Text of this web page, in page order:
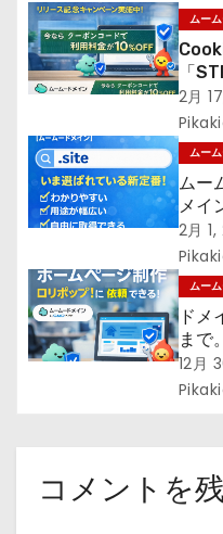
ン
ムー
「
ース
メイ
2月
ムー
ムー
メイ
――そ
自ド
2月
ムー
ドメ
まで
まと
12月
コメントを